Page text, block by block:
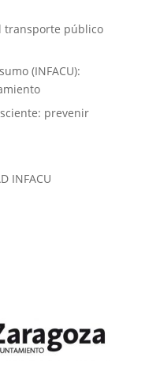
transporte público
(INFACU):
prevenir
INFACU